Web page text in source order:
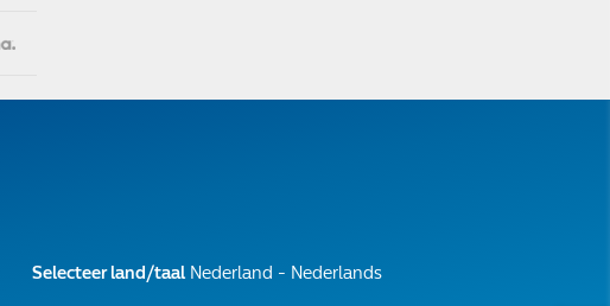
Selecteer land/taalNederland - Nederlands